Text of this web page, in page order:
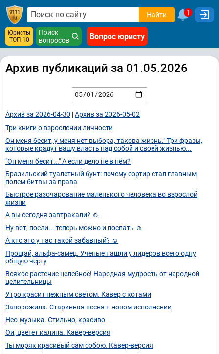
Найти 1
Юристы
ТОП-10
Поиск
вопросов
Вопрос юристу
Архив публикаций за 01.05.2026
Архив за 2026-04-30 |Архив за 2026-05-02
Три книги о взрослении личности
Он меня бесит, у меня нет выбора, такова жизнь." Три фразы,
которые крадут вашу власть над собой и своей жизнью...
"Он меня бесит..." А если дело не в нём?
Бразильский туалетный бунт: почему сортир стал главным
полем битвы за права
Быстрое разочарование маленького человека во взрослой
жизни
А вы сегодня завтракали? ☺️
Ну вот, поели... теперь можно и поспать ☺️
А кто это у нас такой забавный? ☺️
Прощай, альфа-самец. Ученые нашли у лидеров всего одну
общую черту
Всякое растение целебное! Народная мудрость от народной
целительницы
Утро красит нежным светом. Кавер с котами
Заворожила. Старинная песня в новом исполнении
Нео-музыка. Стильно, красиво
Ой, цветёт калина. Кавер-версия
Ты моряк красивый сам собою. Кавер-версия